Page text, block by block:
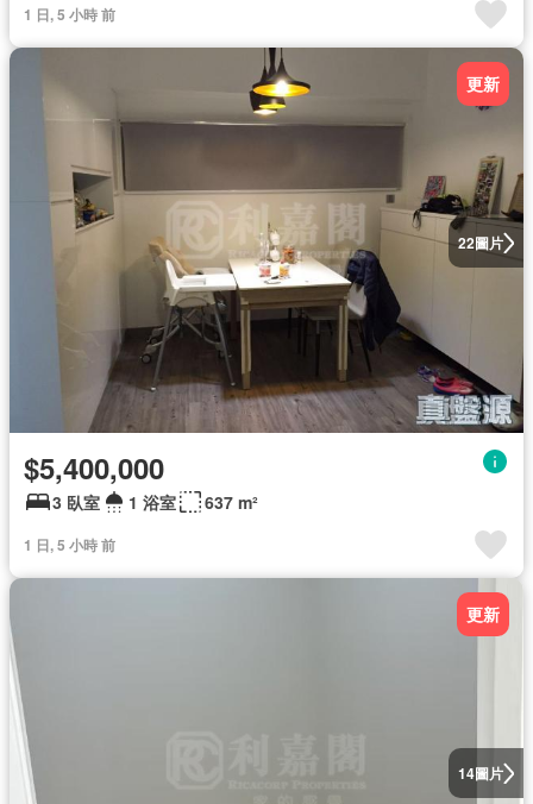
1 日, 5 小時 前
22圖片
更新
$5,400,000
3 臥室 1 浴室 637 m²
1 日, 5 小時 前
14圖片
更新